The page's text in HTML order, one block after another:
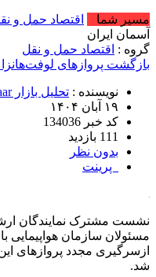
مسیر شما
اقتصاد حمل و
آسمان ایران
گروه : اقتصاد حمل و نقل
بازگشت پروازهای لوفت‌هانزا
نویسنده : تحلیل بازار tahlilbazaar
۱۹ آبان ۱۴۰۴
کد خبر 134036
111 بازدید
بدون نظر
پرینت
نشست مشترک نمایندگان
مسئولان سازمان
ازسرگیری مجدد پروازهای
شد.